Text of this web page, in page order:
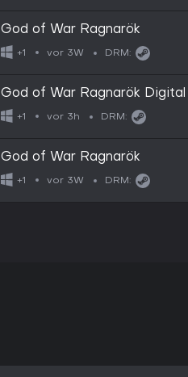
God of War Ragnarök
+1 vor 3W DRM:
God of War Ragnarök
+1 vor 3h DRM:
God of War Ragnarök
+1 vor 3W DRM: